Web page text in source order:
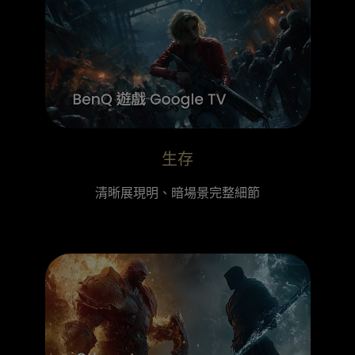
生存
清晰展現明、暗場景完整細節